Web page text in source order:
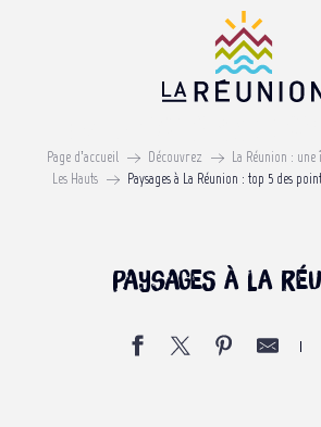
Page d’accueil Découvrez
La Réunion : une
Les Hauts
Paysages à La Réunion : top 5 des
Paysages à La